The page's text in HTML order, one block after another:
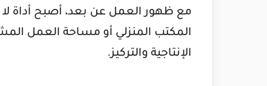
مع ظهور العمل عن بعد، أصبح أداة
المكتب المنزلي أو مساحة العمل
الإنتاجية والتركيز.